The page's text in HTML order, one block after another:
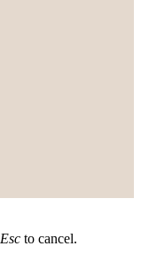
Esc to cancel.